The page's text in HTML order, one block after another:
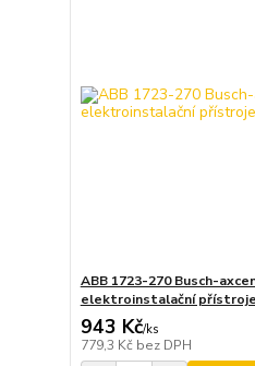
ABB 1723-270 Busch-
elektroinstalační
943 Kč/ks
779,3 Kč bez DPH